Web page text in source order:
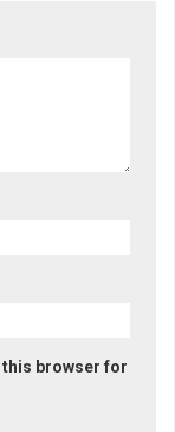
this browser for